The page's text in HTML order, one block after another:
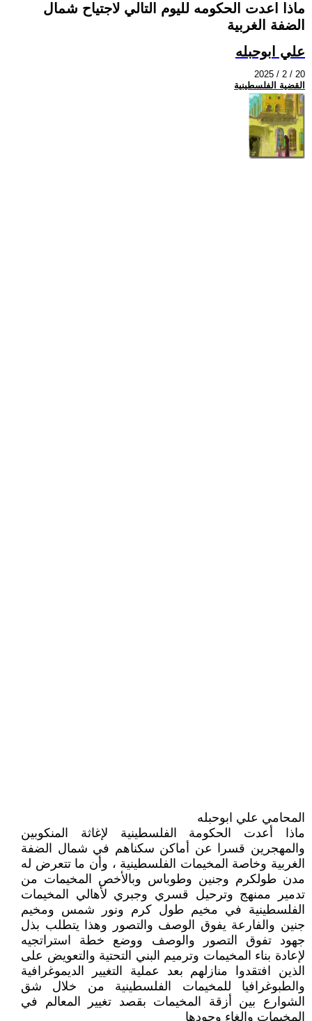
ماذا اعدت الحكومه لليوم التالي لاجتياح شمال
الضفة الغربية
علي ابوحبله
2025 / 2 / 20
القضية الفلسطينية
المحامي علي ابوحبله
ماذا أعدت الحكومة الفلسطينية لإغاثة المنكوبين
والمهجرين قسرا عن أماكن سكناهم في شمال الضفة
الغربية وخاصة المخيمات الفلسطينية ، وأن ما تتعرض له
مدن طولكرم وجنين وطوباس وبالأخص المخيمات من
تدمير ممنهج وترحيل قسري وجبري لأهالي المخيمات
الفلسطينية في مخيم طول كرم ونور شمس ومخيم
جنين والفارعة يفوق الوصف والتصور وهذا يتطلب بذل
جهود تفوق التصور والوصف ووضع خطة استراتجيه
لإعادة بناء المخيمات وترميم البني التحتية والتعويض على
الذين افتقدوا منازلهم بعد عملية التغيير الديموغرافية
والطبوغرافيا للمخيمات الفلسطينية من خلال شق
الشوارع بين أزقة المخيمات بقصد تغيير المعالم في
المخيمات وإلغاء وجودها